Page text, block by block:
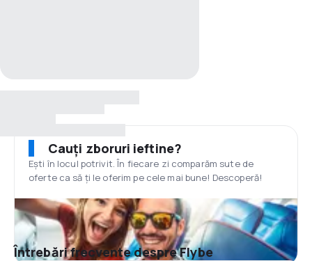
Cauți zboruri ieftine?
Ești în locul potrivit. În fiecare zi comparăm sute de
oferte ca să ți le oferim pe cele mai bune! Descoperă!
Întrebări frecvente despre Flybe